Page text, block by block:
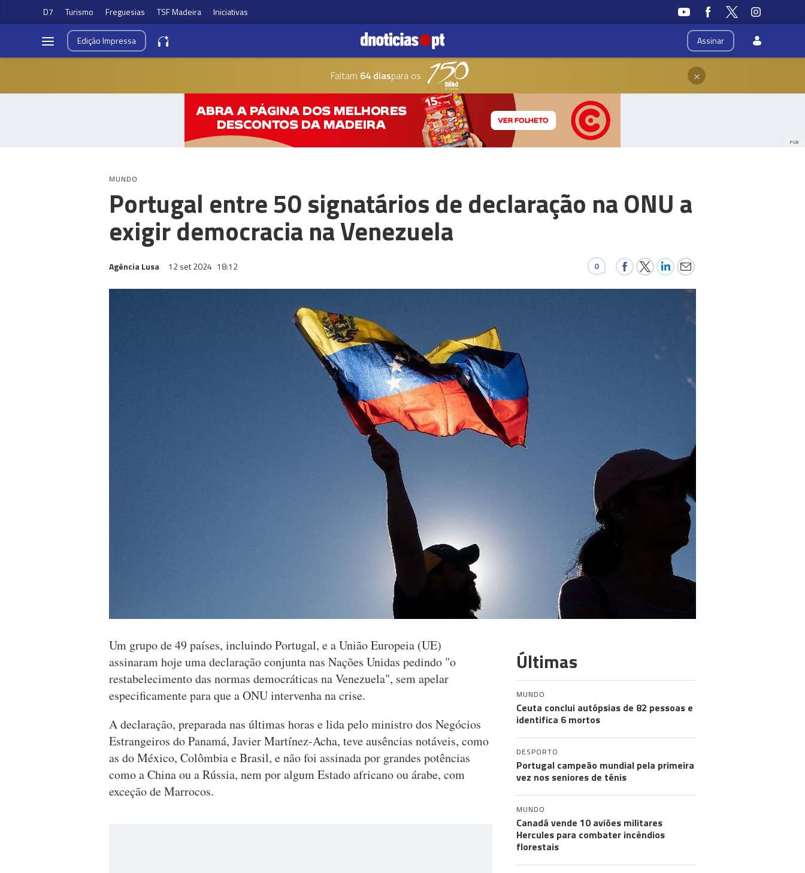
D7 Turismo Freguesias TSF Madeira Iniciativas
Assinar
EdiçãoImpressa
Faltam 64 diaspara os ×
PUB
MUNDO
Portugal entre 50 signatários de declaração na ONU a
exigir democracia na Venezuela
Agência Lusa 12 set 2024 18:12 0
Um grupo de 49 países, incluindo Portugal, e a União Europeia (UE)
assinaram hoje uma declaração conjunta nas Nações Unidas pedindo "o
restabelecimento das normas democráticas na Venezuela", sem apelar
especificamente para que a ONU intervenha na crise.
A declaração, preparada nas últimas horas e lida pelo ministro dos Negócios
Estrangeiros do Panamá, Javier Martínez-Acha, teve ausências notáveis, como
as do México, Colômbia e Brasil, e não foi assinada por grandes potências
como a China ou a Rússia, nem por algum Estado africano ou árabe, com
exceção de Marrocos.
Últimas
MUNDO
Ceuta conclui autópsias de 82 pessoas e
identifica 6 mortos
DESPORTO
Portugal campeão mundial pela primeira
vez nos seniores de ténis
MUNDO
Canadá vende 10 aviões militares
Hercules para combater incêndios
florestais